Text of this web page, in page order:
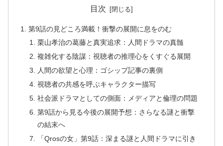
目次
第9話の見どころ満載！衝撃の展開に息をのむ
栗山孝治の葛藤と真実追求：人間ドラマの真髄
複雑化する陰謀：視聴者の推理心をくすぐる展開
人間の欲望と心理：ゴシップ記事の裏側
視聴者の共感を呼ぶキャラクター描写
社会派ドラマとしての側面：メディアと倫理の問題
第9話から見る今後の展開予想：さらなる謎と衝撃
の結末へ
「Qrosの女」第9話：深まる謎と人間ドラマに引き